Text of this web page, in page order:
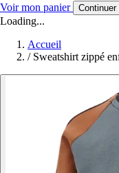
Voir mon panier
Loading...
Accueil
/ Sweatshirt zippé